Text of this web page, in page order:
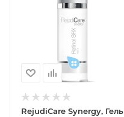
RejudiCare Synergy, Гель